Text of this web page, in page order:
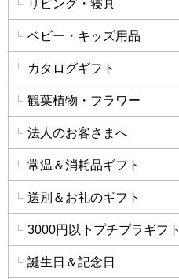
リビング・寝具
ベビー・キッズ用品
カタログギフト
観葉植物・フラワー
法人のお客さまへ
常温＆消耗品ギフト
送別＆お礼のギフト
3000円以下プチプラギフト
誕生日＆記念日